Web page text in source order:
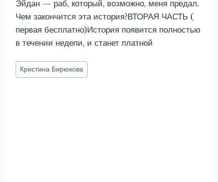
Эйдан — раб, который, возможно, меня предал.
Чем закончится эта история?ВТОРАЯ ЧАСТЬ (
первая бесплатно)История появится полностью
в течении недели, и станет платной
Метки
записи:
Кристина Бирюкова